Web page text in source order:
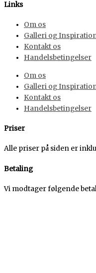
Links
Om os
Galleri og
Kontakt os
Handelsbetingelser
Om os
Galleri og
Kontakt os
Handelsbetingelser
Priser
Alle priser på siden er
Betaling
Vi modtager følgende